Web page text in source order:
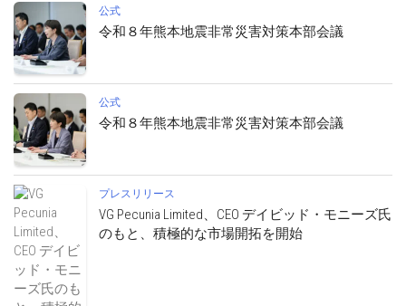
公式
令和８年熊本地震非常災害対策本部会議
公式
令和８年熊本地震非常災害対策本部会議
プレスリリース
VG Pecunia Limited、CEO デイビッド・モニーズ氏
のもと、積極的な市場開拓を開始